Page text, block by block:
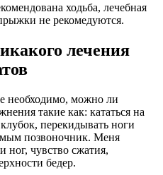
ходьба, лечебная
не рекомедуются.
лечения
необходимо, можно ли
такие как: кататься на
перекидывать ноги
позвоночник. Меня
ног, чувство сжатия,
бедер.